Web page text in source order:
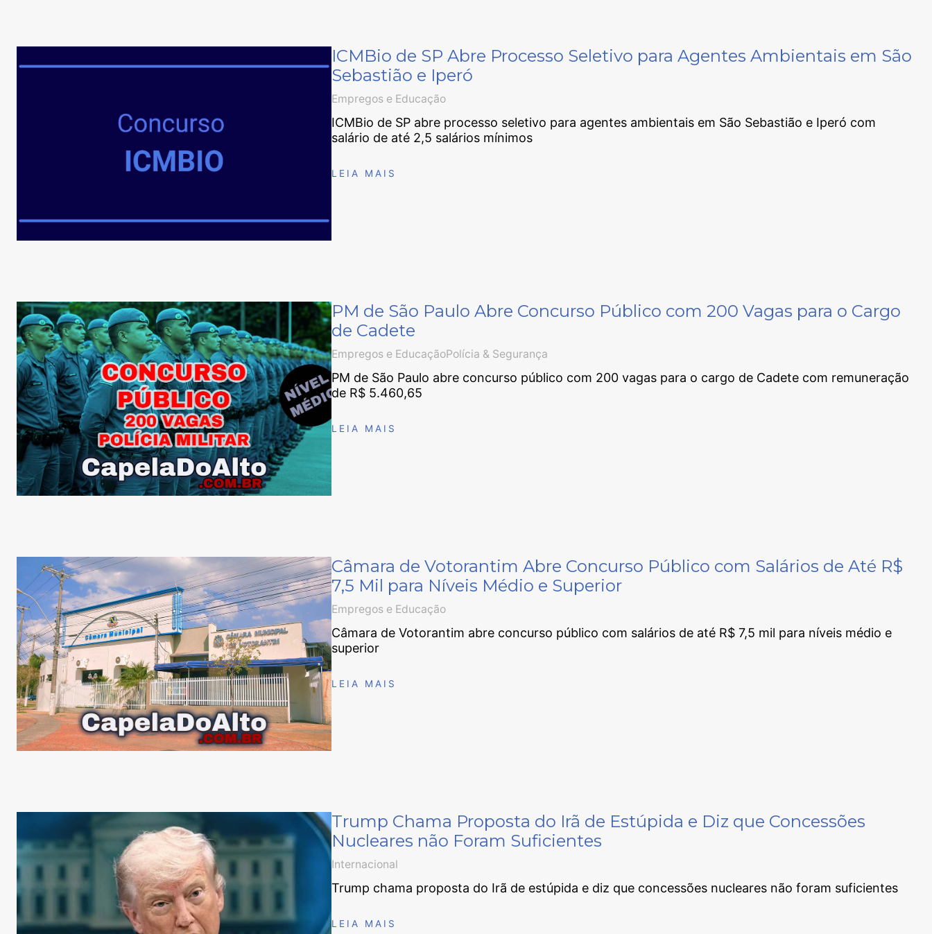
ICMBio de SP Abre Processo Seletivo para Agentes Ambientais em São
Sebastião e Iperó
Empregos e Educação
ICMBio de SP abre processo seletivo para agentes ambientais em São Sebastião e Iperó com
salário de até 2,5 salários mínimos
LEIA MAIS
PM de São Paulo Abre Concurso Público com 200 Vagas para o Cargo
de Cadete
Empregos e EducaçãoPolícia & Segurança
PM de São Paulo abre concurso público com 200 vagas para o cargo de Cadete com remuneração
de R$ 5.460,65
LEIA MAIS
Câmara de Votorantim Abre Concurso Público com Salários de Até R$
7,5 Mil para Níveis Médio e Superior
Empregos e Educação
Câmara de Votorantim abre concurso público com salários de até R$ 7,5 mil para níveis médio e
superior
LEIA MAIS
Trump Chama Proposta do Irã de Estúpida e Diz que Concessões
Nucleares não Foram Suficientes
Internacional
Trump chama proposta do Irã de estúpida e diz que concessões nucleares não foram suficientes
LEIA MAIS